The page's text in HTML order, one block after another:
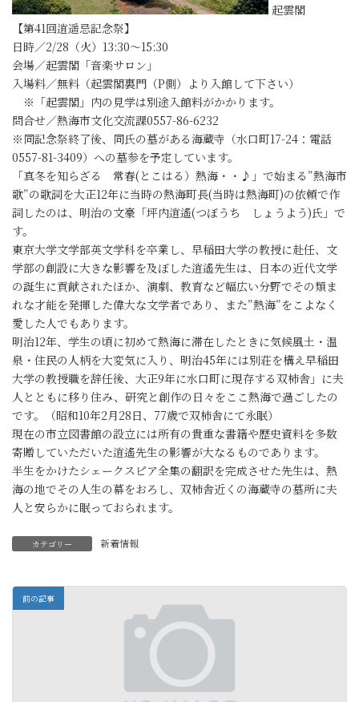
起雲閣
【第41回逍遥忌記念祭】
日時／2/28（火）13:30～15:30
会場／起雲閣「音楽サロン」
入場料／無料（起雲閣裏門（P側）より入館して下さい）
※「起雲閣」内の見学は別途入館料がかかります。
問合せ／熱海市文化交流課0557-86-6232
※同記念祭終了後、同氏の墓がある海蔵寺（水口町17-24：電話
0557-81-3409）への墓参を予定しています。
「真冬を知らざる 常春(とこはる）熱海・・♪」で始まる”熱海市
歌”の歌詞を大正12年に当時の熱海町長(当時は熱海町)の依頼で作
詞したのは、明治の文豪「坪内逍遙(つぼうち しょうよう)氏」で
す。
東京大学文学部英文学科を卒業し、早稲田大学の教授に赴任、文
学部の創設に大きな影響を及ぼした逍遙先生は、日本の近代文学
の誕生に貢献されたほか、演劇、教育など幅広い分野でその類ま
れな才能を発揮した偉大な文学者であり、また”熱海”をこよなく
愛した人でもあります。
明治12年、学生の頃に初めて熱海に滞在したときに気候風土・温
泉・住民の人柄を大変気に入り、明治45年には別荘を構え早稲田
大学の教授職を辞任後、大正9年に水口町に現存する双柿舎」に夫
人とともに移り住み、研究と創作の日々をここ熱海で過ごしたの
です。（昭和10年2月28日、77歳で双柿舎にて永眠）
現在の市立図書館の設立には所有の貴重な書籍や歴史資料を多数
寄贈していただいた逍遙先生の影響が大なるものであります。
半生をかけたシェークスピア全集の翻訳を完成させた先生は、熱
海の地でその人生の幕をおろし、双柿舎近くの海蔵寺の墓所に夫
人と安らかに眠っておられます。
カテゴリー 新着情報
前の記事